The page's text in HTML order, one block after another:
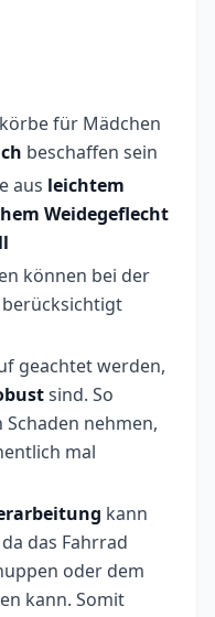
für Mädchen
beschaffen sein
aus leichtem
Weidegeflecht
können bei der
geachtet werden,
sind. So
nehmen,
mal
kann
das Fahrrad
oder dem
kann. Somit